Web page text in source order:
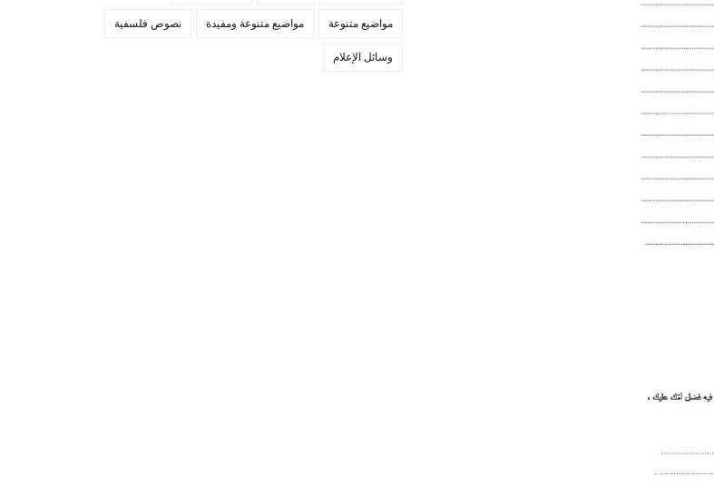
مواضيع متنوعة مواضيع متنوعة ومفيدة نصوص فلسفية
وسائل الإعلام